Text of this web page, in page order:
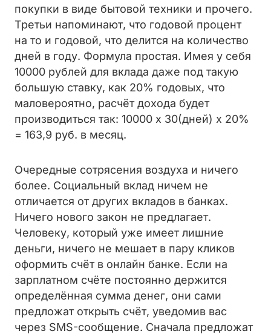
покупки в виде бытовой техники и прочего.
Третьи напоминают, что годовой процент
на то и годовой, что делится на количество
дней в году. Формула простая. Имея у себя
10000 рублей для вклада даже под такую
большую ставку, как 20% годовых, что
маловероятно, расчёт дохода будет
производиться так: 10000 x 30(дней) х 20%
= 163,9 руб. в месяц.
Очередные сотрясения воздуха и ничего
более. Социальный вклад ничем не
отличается от других вкладов в банках.
Ничего нового закон не предлагает.
Человеку, который уже имеет лишние
деньги, ничего не мешает в пару кликов
оформить счёт в онлайн банке. Если на
зарплатном счёте постоянно держится
определённая сумма денег, они сами
предложат открыть счёт, уведомив вас
через SMS-сообщение. Сначала предложат